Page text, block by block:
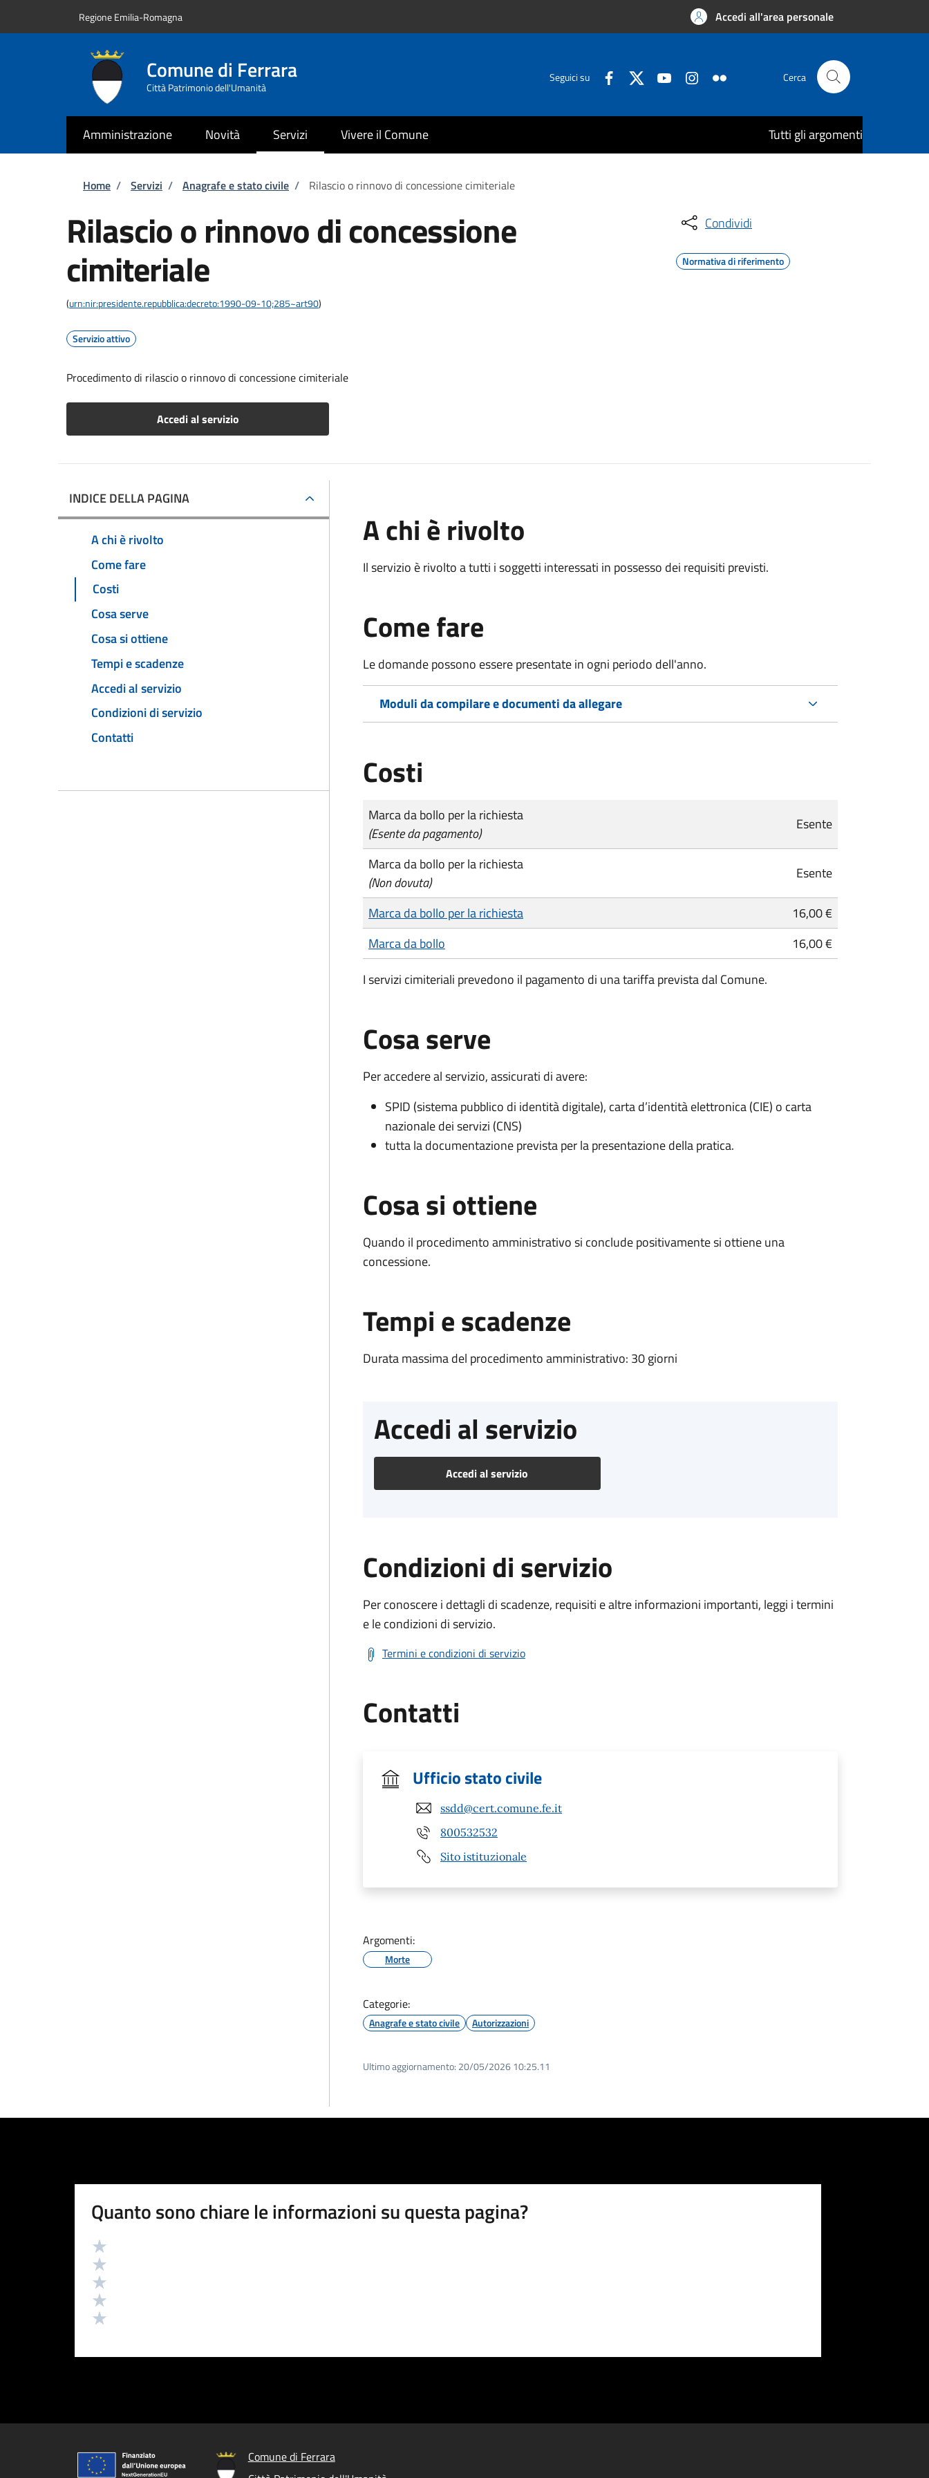
Regione Emilia-Romagna Accedi all'area personale
Comune di Ferrara
Città Patrimonio dell'Umanità
Seguici su Cerca
Amministrazione Novità Servizi Vivere il Comune Tutti gli argomenti
Briciole di pane
Home / Servizi / Anagrafe e stato civile / Rilascio o rinnovo di concessione cimiteriale
Rilascio o rinnovo di concessione
cimiteriale
(urn:nir:presidente.repubblica:decreto:1990-09-10;285~art90)
Servizio attivo
Procedimento di rilascio o rinnovo di concessione cimiteriale
Accedi al servizio
Condividi
Normativa di riferimento
INDICE DELLA PAGINA
A chi è rivolto
Come fare
Costi
Cosa serve
Cosa si ottiene
Tempi e scadenze
Accedi al servizio
Condizioni di servizio
Contatti
A chi è rivolto
Il servizio è rivolto a tutti i soggetti interessati in possesso dei requisiti previsti.
Come fare
Le domande possono essere presentate in ogni periodo dell'anno.
Moduli da compilare e documenti da allegare
Costi
Tipo di pagamento
Importo
Marca da bollo per la richiesta
(Esente da pagamento)
Esente
Marca da bollo per la richiesta
(Non dovuta)
Esente
Marca da bollo per la richiesta
16,00 €
Marca da bollo
16,00 €
I servizi cimiteriali prevedono il pagamento di una tariffa prevista dal Comune.
Cosa serve
Per accedere al servizio, assicurati di avere:
SPID (sistema pubblico di identità digitale), carta d’identità elettronica (CIE) o carta
nazionale dei servizi (CNS)
tutta la documentazione prevista per la presentazione della pratica.
Cosa si ottiene
Quando il procedimento amministrativo si conclude positivamente si ottiene una
concessione.
Tempi e scadenze
Durata massima del procedimento amministrativo: 30 giorni
Accedi al servizio
Accedi al servizio
Condizioni di servizio
Per conoscere i dettagli di scadenze, requisiti e altre informazioni importanti, leggi i termini
e le condizioni di servizio.
Termini e condizioni di servizio
Contatti
Ufficio stato civile
ssdd@cert.comune.fe.it
800532532
Sito istituzionale
Argomenti:
Morte
Categorie:
Anagrafe e stato civile Autorizzazioni
Ultimo aggiornamento: 20/05/2026 10:25.11
Quanto sono chiare le informazioni su questa pagina?
Valutazione
Comune di Ferrara